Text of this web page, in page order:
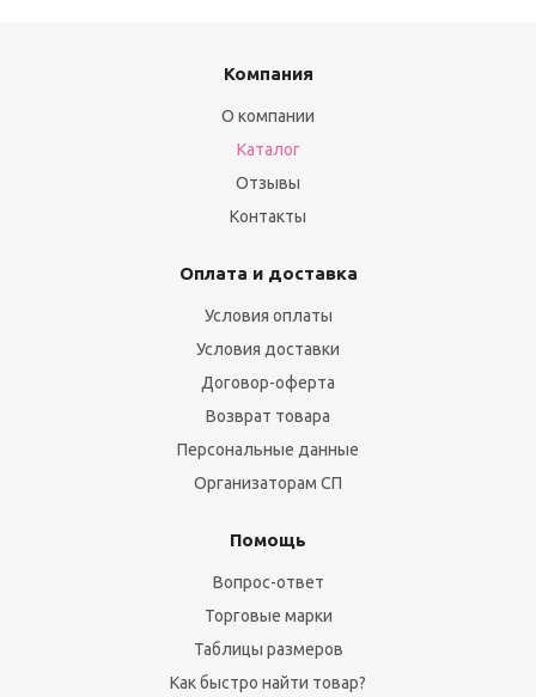
Компания
О компании
Каталог
Отзывы
Контакты
Оплата и доставка
Условия оплаты
Условия доставки
Договор-оферта
Возврат товара
Персональные данные
Организаторам СП
Помощь
Вопрос-ответ
Торговые марки
Таблицы размеров
Как быстро найти товар?